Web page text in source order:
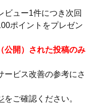
ビュー1件につき次回
ポイントをプレゼン
公開）された投稿のみ
ービス改善の参考にさ
をご確認ください。